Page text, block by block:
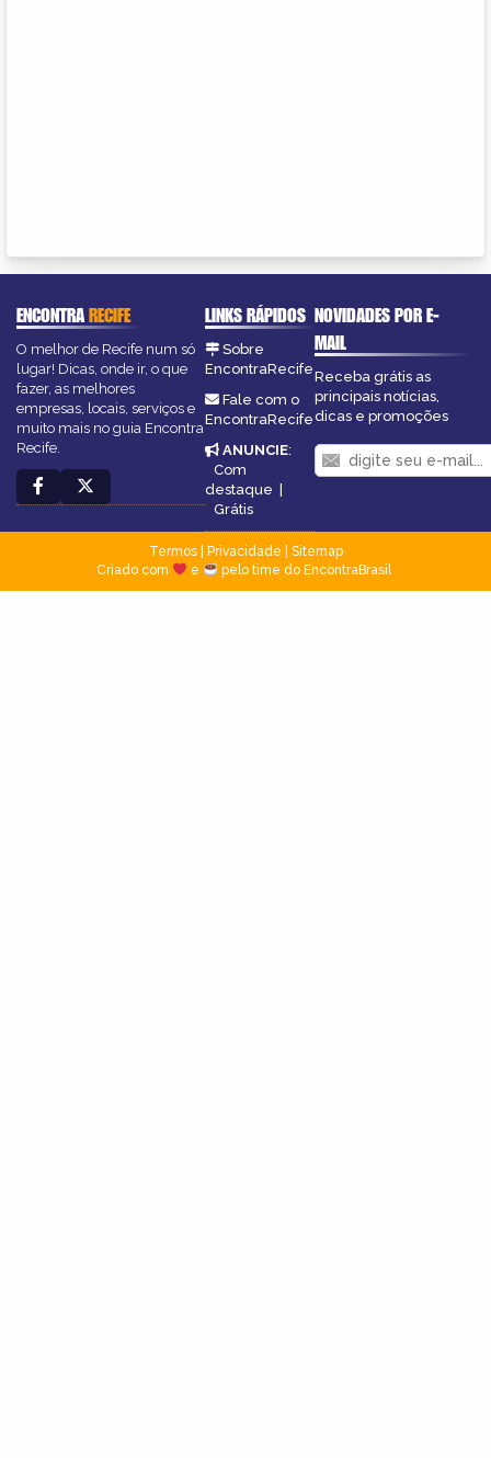
ENCONTRARECIFE
O melhor de Recife num só
lugar! Dicas, onde ir, o que
fazer, as melhores
empresas, locais, serviços e
muito mais no guia Encontra
Recife.
LINKS RÁPIDOS
Sobre
EncontraRecife
Fale com o
EncontraRecife
ANUNCIE:
Com
destaque |
Grátis
NOVIDADES POR E-
MAIL
Receba grátis as
principais notícias,
dicas e promoções
Termos| Privacidade
Sitemap
Criado com
e pelo time do EncontraBrasil